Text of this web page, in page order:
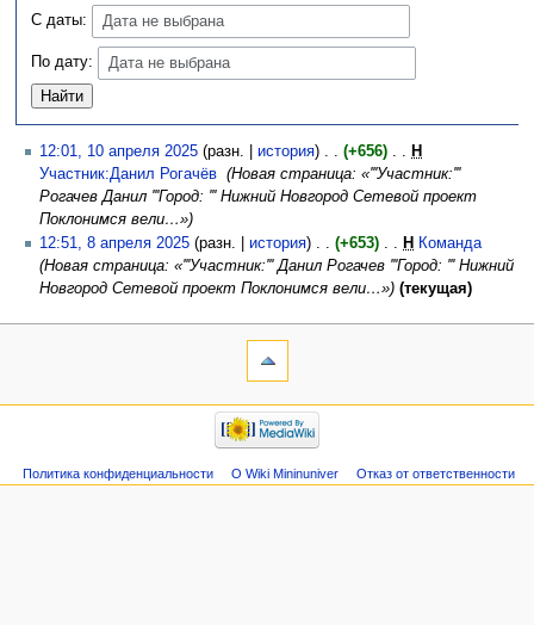
С даты:
Дата не выбрана
По дату: Дата не выбрана
12:01, 10 апреля 2025 (разн. | история) (+656)
Н
Участник:Данил Рогачёв (Новая страница: «'''Участник:'''
Рогачев Данил '''Город: ''' Нижний Новгород Сетевой проект
Поклонимся вели…»)
12:51, 8 апреля 2025 (разн. | история) (+653) Н Команда‎
(Новая страница: «'''Участник:''' Данил Рогачев '''Город: ''' Нижний
Новгород Сетевой проект Поклонимся вели…») (текущая)
Политика конфиденциальности О Wiki Mininuniver Отказ от ответственности